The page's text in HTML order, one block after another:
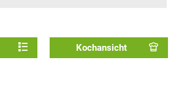
Kochansicht